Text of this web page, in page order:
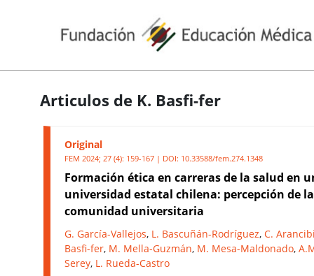
Articulos de K. Basfi-fer
Original
FEM 2024; 27 (4): 159-167 | DOI: 10.33588/fem.274.1348
Formación ética en carreras de la salud en
universidad estatal chilena: percepción de la
comunidad universitaria
G. García-Vallejos, L. Bascuñán-Rodríguez, C.
Basfi-fer, M. Mella-Guzmán, M. Mesa-Maldonado,
Serey, L. Rueda-Castro